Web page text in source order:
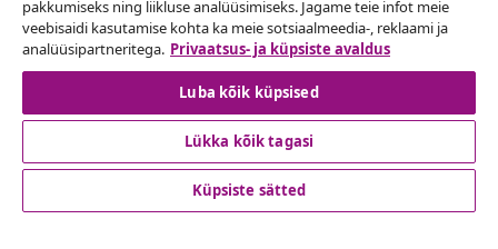
Vaata rohkem
© 2008-2026 vidaXL www.vidaxl.ee on vidaXL Marketplace
pakkumiseks ning liikluse analüüsimiseks. Jagame teie infot meie
veebisaidi kasutamise kohta ka meie sotsiaalmeedia-, reklaami ja
analüüsipartneritega. Privaatsus- ja küpsiste avaldus
Luba kõik küpsised
Lükka kõik tagasi
Küpsiste sätted